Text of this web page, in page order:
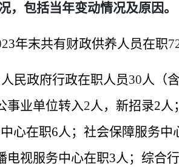
，包括当年变动情况及原因。
3年末共有财政供养人员在职
民政府行政在职人员30人（
事业单位转入2人，新招录2人
心在职6人；社会保障服务中
电视服务中心在职3人；综合